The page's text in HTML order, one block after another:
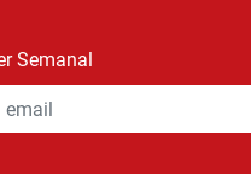
Semanal